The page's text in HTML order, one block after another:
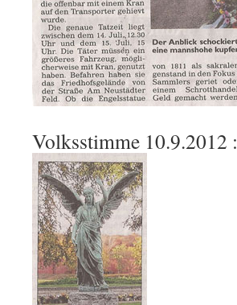
Volksstimme 10.9.2012 :